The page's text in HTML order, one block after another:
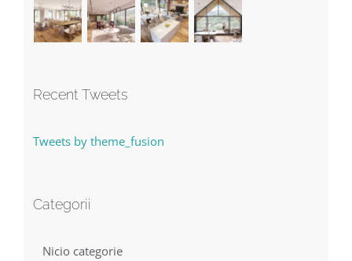
Recent Tweets
Tweets by theme_fusion
Categorii
Nicio categorie